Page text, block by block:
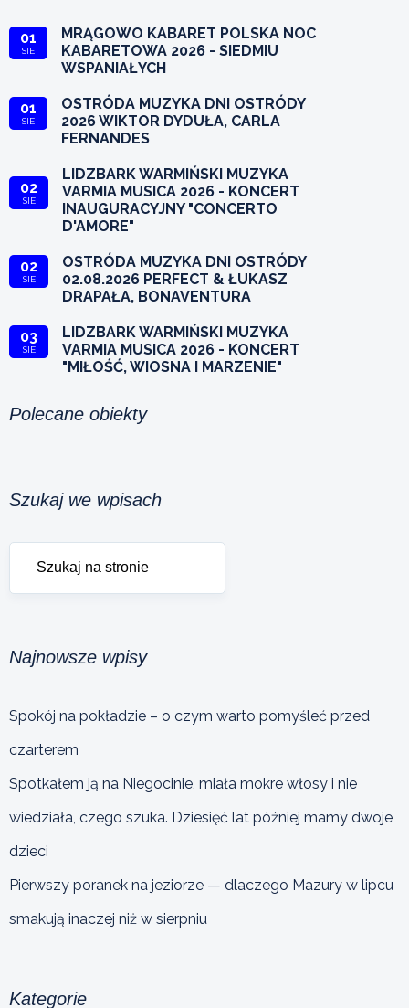
01
SIE
MRĄGOWO KABARET POLSKA NOC
KABARETOWA 2026 - SIEDMIU
WSPANIAŁYCH
01
SIE
OSTRÓDA MUZYKA DNI OSTRÓDY
2026 WIKTOR DYDUŁA, CARLA
FERNANDES
02
SIE
LIDZBARK WARMIŃSKI MUZYKA
VARMIA MUSICA 2026 - KONCERT
INAUGURACYJNY "CONCERTO
D'AMORE"
02
SIE
OSTRÓDA MUZYKA DNI OSTRÓDY
02.08.2026 PERFECT & ŁUKASZ
DRAPAŁA, BONAVENTURA
03
SIE
LIDZBARK WARMIŃSKI MUZYKA
VARMIA MUSICA 2026 - KONCERT
"MIŁOŚĆ, WIOSNA I MARZENIE"
Polecane obiekty
Szukaj we wpisach
Najnowsze wpisy
Spokój na pokładzie – o czym warto pomyśleć przed
czarterem
Spotkałem ją na Niegocinie, miała mokre włosy i nie
wiedziała, czego szuka. Dziesięć lat później mamy dwoje
dzieci
Pierwszy poranek na jeziorze — dlaczego Mazury w lipcu
smakują inaczej niż w sierpniu
Kategorie